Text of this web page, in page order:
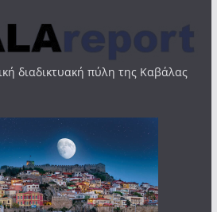
διαδικτυακή πύλη της Καβάλας